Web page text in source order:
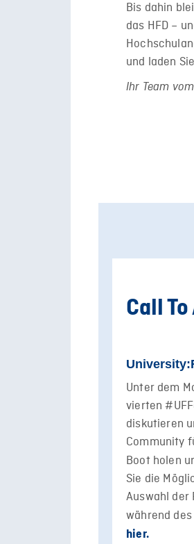
Bis dahin
das HFD –
und laden
Ihr Team
Call
Unter dem
vierten
diskutieren
Community
Boot holen
Sie die
Auswahl
während
hier.